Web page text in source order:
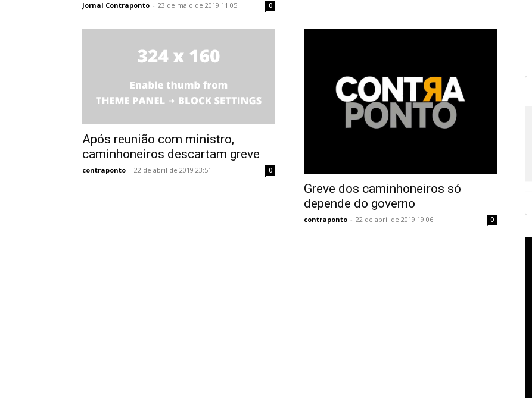
Jornal Contraponto - 23 de maio de 2019 11:05 0
Após reunião com ministro,
caminhoneiros descartam greve
contraponto - 22 de abril de 2019 23:51 0
Greve dos caminhoneiros só
depende do governo
contraponto - 22 de abril de 2019 19:06 0